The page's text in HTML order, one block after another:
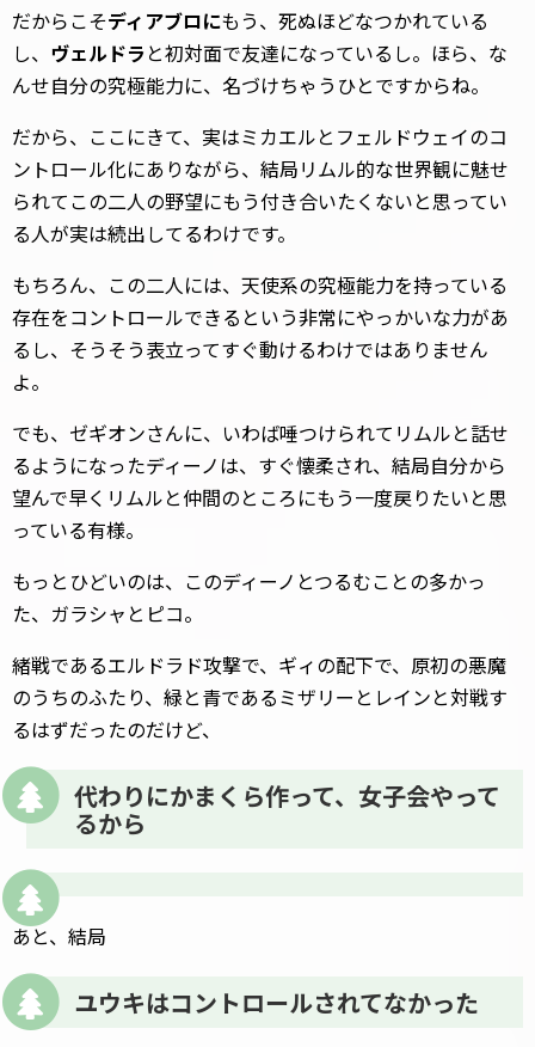
だからこそディアブロにもう、死ぬほどなつかれている
し、 ヴェルドラと初対面で友達になっているし。ほら、な
んせ自分の究極能力に、名づけちゃうひとですからね。
だから、ここにきて、実はミカエルとフェルドウェイのコ
ントロール化にありながら、結局リムル的な世界観に魅せ
られてこの二人の野望にもう付き合いたくないと思ってい
る人が実は続出してるわけです。
もちろん、この二人には、天使系の究極能力を持っている
存在をコントロールできるという非常にやっかいな力があ
るし、そうそう表立ってすぐ動けるわけではありません
よ。
でも、ゼギオンさんに、いわば唾つけられてリムルと話せ
るようになったディーノは、すぐ懐柔され、結局自分から
望んで早くリムルと仲間のところにもう一度戻りたいと思
っている有様。
もっとひどいのは、このディーノとつるむことの多かっ
た、ガラシャとピコ。
緒戦であるエルドラド攻撃で、ギィの配下で、原初の悪魔
のうちのふたり、緑と青であるミザリーとレインと対戦す
るはずだったのだけど、
代わりにかまくら作って、女子会やって
るから
あと、結局
ユウキはコントロールされてなかった